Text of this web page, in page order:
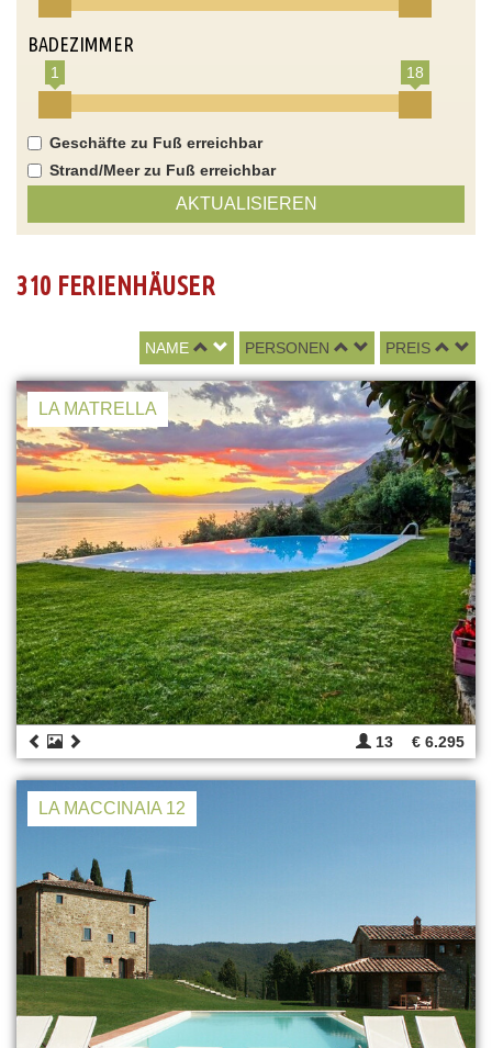
BADEZIMMER
1 18
Geschäfte zu Fuß erreichbar
Strand/Meer zu Fuß erreichbar
AKTUALISIEREN
310 FERIENHÄUSER
NAME PERSONEN PREIS
LA MATRELLA
13 € 6.295
LA MACCINAIA 12